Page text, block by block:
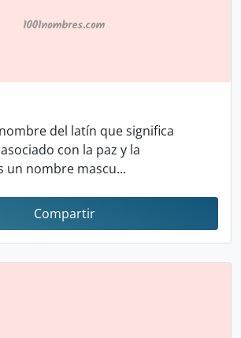
del latín que significa
con la paz y la
un nombre mascu...
Compartir